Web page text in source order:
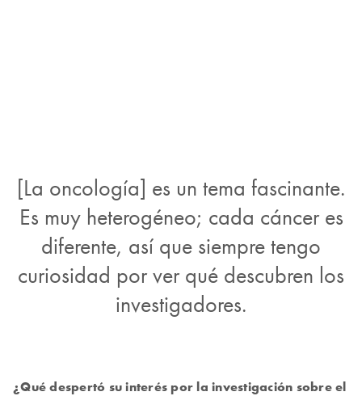
[La oncología] es un tema fascinante.
Es muy heterogéneo; cada cáncer es
diferente, así que siempre tengo
curiosidad por ver qué descubren los
investigadores.
¿Qué despertó su interés por la investigación sobre el